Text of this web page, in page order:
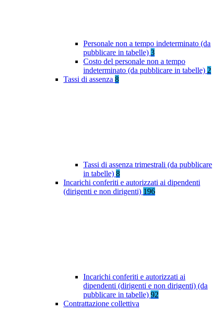
Personale non a tempo indeterminato (da
pubblicare in tabelle) 3
Costo del personale non a tempo
indeterminato (da pubblicare in tabelle) 2
Tassi di assenza 8
Tassi di assenza trimestrali (da pubblicare
in tabelle) 8
Incarichi conferiti e autorizzati ai dipendenti
(dirigenti e non dirigenti) 196
Incarichi conferiti e autorizzati ai
dipendenti (dirigenti e non dirigenti) (da
pubblicare in tabelle) 92
Contrattazione collettiva